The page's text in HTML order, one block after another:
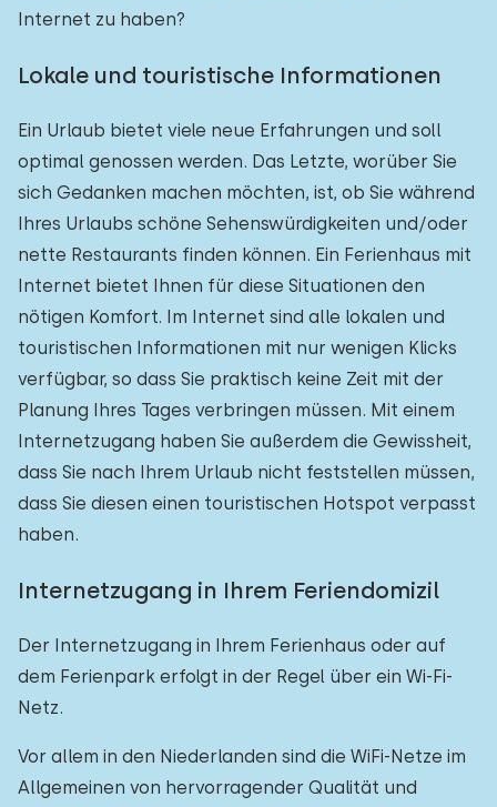
Internet zu haben?
Lokale und touristische Informationen
Ein Urlaub bietet viele neue Erfahrungen und soll
optimal genossen werden. Das Letzte, worüber Sie
sich Gedanken machen möchten, ist, ob Sie während
Ihres Urlaubs schöne Sehenswürdigkeiten und/oder
nette Restaurants finden können. Ein Ferienhaus mit
Internet bietet Ihnen für diese Situationen den
nötigen Komfort. Im Internet sind alle lokalen und
touristischen Informationen mit nur wenigen Klicks
verfügbar, so dass Sie praktisch keine Zeit mit der
Planung Ihres Tages verbringen müssen. Mit einem
Internetzugang haben Sie außerdem die Gewissheit,
dass Sie nach Ihrem Urlaub nicht feststellen müssen,
dass Sie diesen einen touristischen Hotspot verpasst
haben.
Internetzugang in Ihrem Feriendomizil
Der Internetzugang in Ihrem Ferienhaus oder auf
dem Ferienpark erfolgt in der Regel über ein Wi-Fi-
Netz.
Vor allem in den Niederlanden sind die WiFi-Netze im
Allgemeinen von hervorragender Qualität und